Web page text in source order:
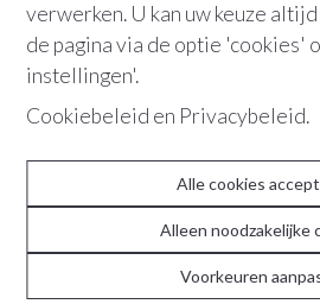
verwerken. U kan uw keuze
de pagina via de optie 'cookies'
instellingen'.
Cookiebeleid en Privacybeleid.
Alle cookies
Alleen noodzakelijke
Voorkeuren
ABOUT
Team
Recente realisaties